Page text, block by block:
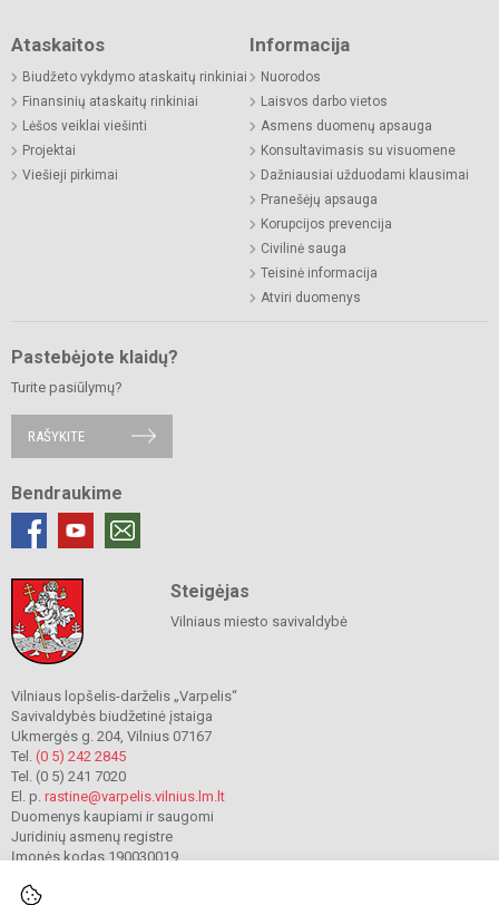
Ataskaitos
Biudžeto vykdymo ataskaitų rinkiniai
Finansinių ataskaitų rinkiniai
Lėšos veiklai viešinti
Projektai
Viešieji pirkimai
Informacija
Nuorodos
Laisvos darbo vietos
Asmens duomenų apsauga
Konsultavimasis su visuomene
Dažniausiai užduodami klausimai
Pranešėjų apsauga
Korupcijos prevencija
Civilinė sauga
Teisinė informacija
Atviri duomenys
Pastebėjote klaidų?
Turite pasiūlymų?
RAŠYKITE
Bendraukime
Steigėjas
Vilniaus miesto savivaldybė
Vilniaus lopšelis-darželis „Varpelis“
Savivaldybės biudžetinė įstaiga
Ukmergės g. 204, Vilnius 07167
Tel. (0 5) 242 2845
Tel. (0 5) 241 7020
El. p. rastine@varpelis.vilnius.lm.lt
Duomenys kaupiami ir saugomi
Juridinių asmenų registre
Įmonės kodas 190030019